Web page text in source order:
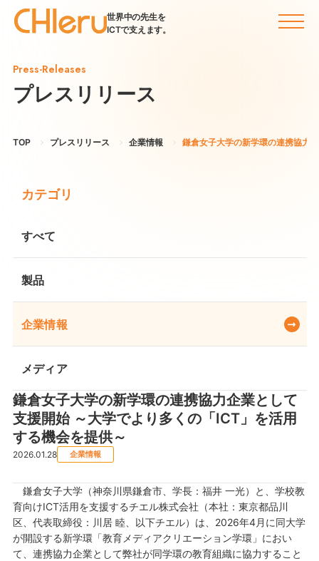
世界中の先生を
ICTで支えます。
Press-Releases
プレスリリース
TOP プレスリリース 企業情報 鎌倉女子大学の新学環の連携協力
カテゴリ
すべて
製品
企業情報
メディア
鎌倉女子大学の新学環の連携協力企業として
支援開始 ～大学でより多くの「ICT」を活用
する機会を提供～
2026.01.28 企業情報
鎌倉女子大学（神奈川県鎌倉市、学長：福井 一光）と、学校教
育向けICT活用を支援するチエル株式会社（本社：東京都品川
区、代表取締役：川居 睦、以下チエル）は、2026年4月に同大学
が開設する新学環「教育メディアクリエーション学環」におい
て、連携協力企業として弊社が同学環の教育組織に協力すること